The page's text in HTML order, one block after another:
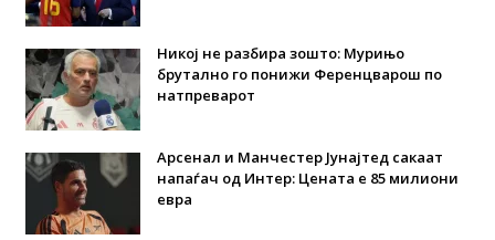
Никој не разбира зошто: Мурињо
брутално го понижи Ференцварош по
натпреварот
Арсенал и Манчестер Јунајтед сакаат
напаѓач од Интер: Цената е 85 милиони
евра